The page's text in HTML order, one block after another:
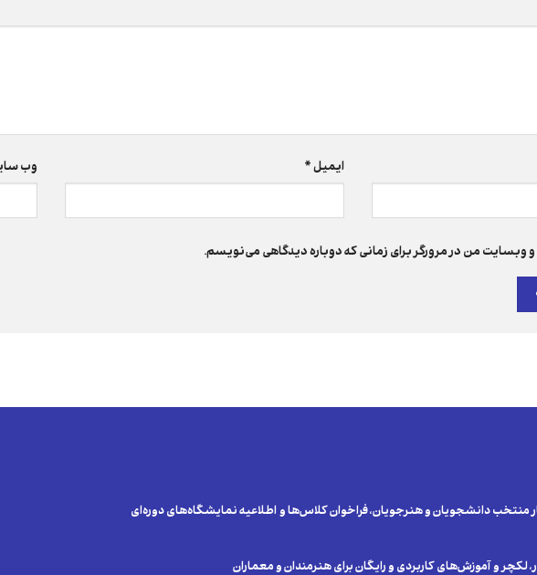
ایمیل* وب‌
و وبسایت من در مرورگر برای زمانی که دوباره دیدگاهی می‌نویسم.
دانشجویان و هنرجویان، فراخوان‌ کلا‌س‌ها و اطلاعیه نمایشگاه‌های دوره‌ای
و آموزش‌های کاربردی و رایگان برای هنرمندان و معماران